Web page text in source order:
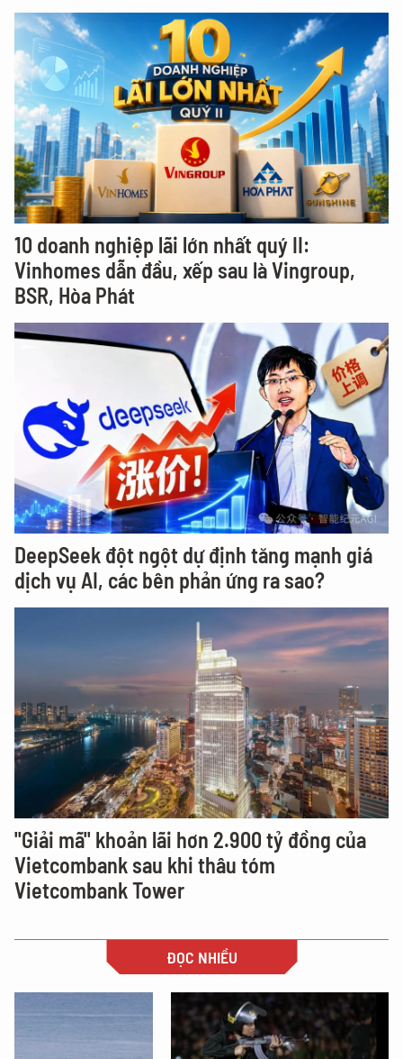
10 doanh nghiệp lãi lớn nhất quý II:
Vinhomes dẫn đầu, xếp sau là Vingroup,
BSR, Hòa Phát
DeepSeek đột ngột dự định tăng mạnh giá
dịch vụ AI, các bên phản ứng ra sao?
"Giải mã" khoản lãi hơn 2.900 tỷ đồng của
Vietcombank sau khi thâu tóm
Vietcombank Tower
ĐỌC NHIỀU